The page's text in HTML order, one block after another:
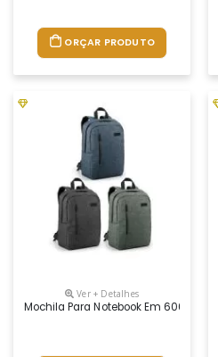
ORÇAR PRODUTO
Ver + Detalhes
Mochila Para Notebook Em 600d De